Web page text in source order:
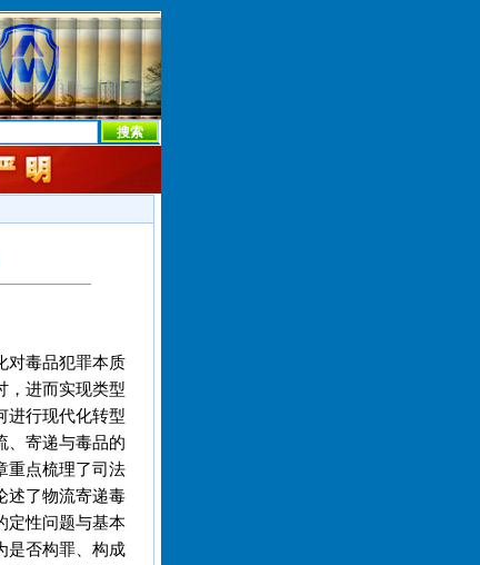
对毒品犯罪本质
，进而实现类型
进行现代化转型
、寄递与毒品的
重点梳理了司法
述了物流寄递毒
定性问题与基本
是否构罪、构成